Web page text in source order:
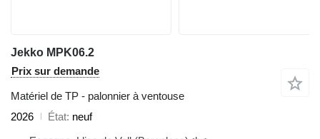
Jekko MPK06.2
Prix sur demande
Matériel de TP - palonnier à ventouse
2026
État neuf